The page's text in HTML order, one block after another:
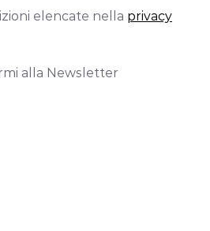
elencate nella privacy
alla Newsletter